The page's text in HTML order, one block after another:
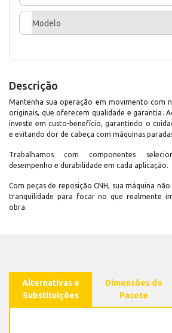
Modelo
Descrição
Mantenha sua operação em movimento com
originais, que oferecem qualidade e garantia.
investe em custo-benefício, garantindo o
e evitando dor de cabeça com máquinas
Trabalhamos com componentes
desempenho e durabilidade em cada aplicação.
Com peças de reposição CNH, sua máquina
tranquilidade para focar no que realmente
obra.
Alternativas e
Substituições
Dimensões do
Pacote